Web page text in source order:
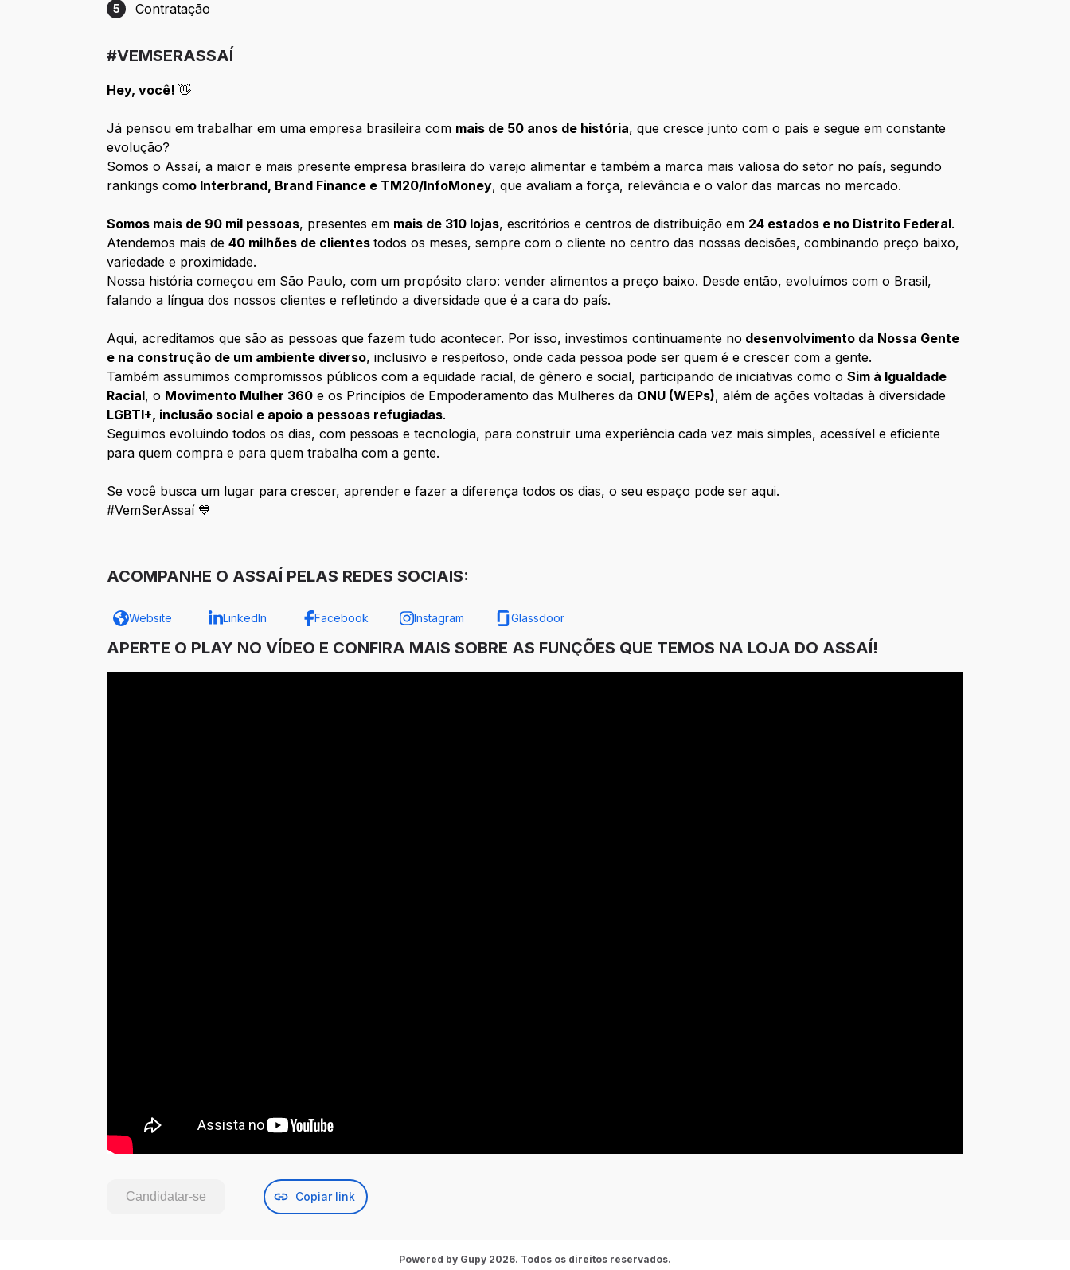
Etapa 5: Contratação
5 Contratação
#VEMSERASSAÍ
Hey, você!👋
Já pensou em trabalhar em uma empresa brasileira com mais de 50 anos de história, que cresce junto com o país e segue em constante
evolução?
Somos o Assaí, a maior e mais presente empresa brasileira do varejo alimentar e também a marca mais valiosa do setor no país, segundo
rankings como Interbrand, Brand Finance e TM20/InfoMoney, que avaliam a força, relevância e o valor das marcas no mercado.
Somos mais de 90 mil pessoas, presentes em mais de 310 lojas, escritórios e centros de distribuição em 24 estados e no Distrito Federal.
Atendemos mais de40 milhões de clientestodos os meses, sempre com o cliente no centro das nossas decisões, combinando preço baixo,
variedade e proximidade.
Nossa história começou em São Paulo, com um propósito claro: vender alimentos a preço baixo. Desde então, evoluímos com o Brasil,
falando a língua dos nossos clientes e refletindo a diversidade que é a cara do país.
Aqui, acreditamos que são as pessoas que fazem tudo acontecer. Por isso, investimos continuamente no desenvolvimento da Nossa Gente
e na construção de um ambiente diverso, inclusivo e respeitoso, onde cada pessoa pode ser quem é e crescer com a gente.
Também assumimos compromissos públicos com a equidade racial, de gênero e social, participando de iniciativas como oSim à Igualdade
Racial, o Movimento Mulher 360 e os Princípios de Empoderamento das Mulheres da ONU (WEPs), além de ações voltadas à diversidade
LGBTI+, inclusão social e apoio a pessoas refugiadas.
Seguimos evoluindo todos os dias, com pessoas e tecnologia, para construir uma experiência cada vez mais simples, acessível e eficiente
para quem compra e para quem trabalha com a gente.
Se você busca um lugar para crescer, aprender e fazer a diferença todos os dias, o seu espaço pode ser aqui.
#VemSerAssaí 💙
ACOMPANHE O ASSAÍ PELAS REDES SOCIAIS:
Website LinkedIn Facebook Instagram Glassdoor
APERTE O PLAY NO VÍDEO E CONFIRA MAIS SOBRE AS FUNÇÕES QUE TEMOS NA LOJA DO ASSAÍ!
Candidatar-se Copiar link
Powered by Gupy 2026. Todos os direitos reservados.